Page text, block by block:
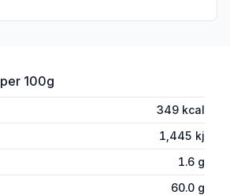
for 'Hasat Hvite Bønner 1kg'
per 100g
349 kcal
1,445 kj
1.6 g
60.0 g